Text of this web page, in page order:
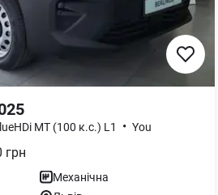
МТ (100 к.с.) L1 • You
грн
Механічна